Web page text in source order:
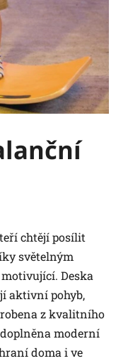
chtějí posílit
světelným
Deska
aktivní pohyb,
z kvalitního
moderní
doma i ve